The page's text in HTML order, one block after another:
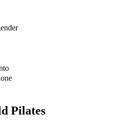
Pilates